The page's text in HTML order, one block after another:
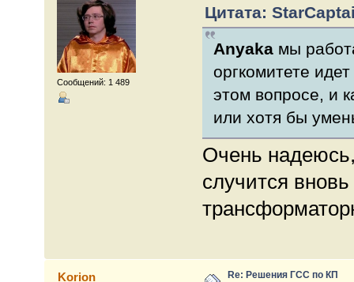
Сообщений: 1 489
Цитата:
Anyakaмы
оргкомитете
этом вопросе, и
или хотя бы
Очень
случится
Korion Re: Решения ГСС по КП